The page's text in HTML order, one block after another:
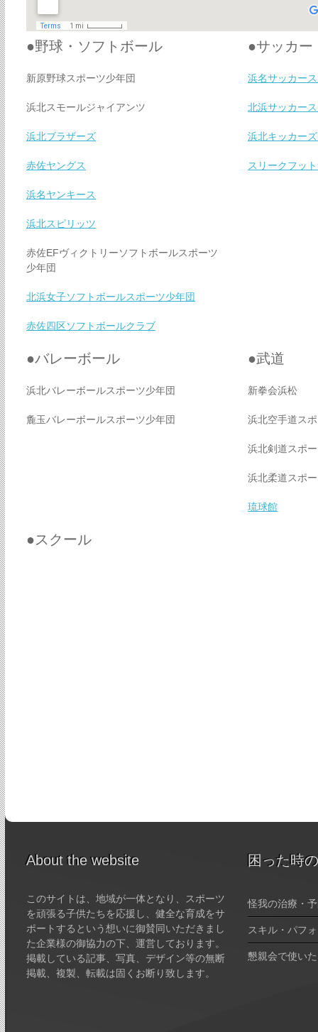
●野球・ソフトボール
新原野球スポーツ少年団
浜北スモールジャイアンツ
浜北ブラザーズ
赤佐ヤングス
浜名ヤンキース
浜北スピリッツ
赤佐EFヴィクトリーソフトボールスポーツ
少年団
北浜女子ソフトボールスポーツ少年団
赤佐四区ソフトボールクラブ
●サッカー
浜名サッカー
北浜サッカー
浜北キッカー
スリークフッ
●バレーボール
浜北バレーボールスポーツ少年団
麁玉バレーボールスポーツ少年団
●武道
新拳会浜松
浜北空手道ス
浜北剣道スポ
浜北柔道スポ
琉球館
●スクール
About the website
このサイトは、地域が一体となり、スポーツ
を頑張る子供たちを応援し、健全な育成をサ
ポートするという想いに御賛同いただきまし
た企業様の御協力の下、運営しております。
掲載している記事、写真、デザイン等の無断
掲載、複製、転載は固くお断り致します。
困った時
怪我の治療・
スキル・パフ
懇親会で使い